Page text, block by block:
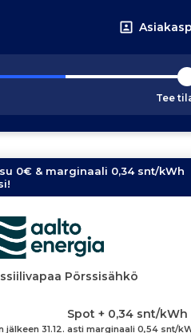
Tee
0€ & marginaali 0,34 snt/kWh
Pörssisähkö
Spot + 0,34 snt/kWh
jälkeen 31.12. asti marginaali 0,54 snt/